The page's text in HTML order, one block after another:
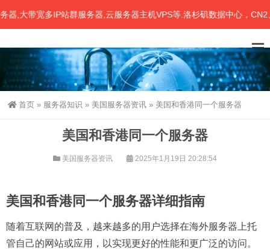
宽多IP站群服务器,云服务器主机VPS等.洛杉矶数据中心，CN2、联
首页 » 服务器知识 » 美国服务器资讯 » 美国和香港同一个服务器
美国和香港同一个服务器
美国服务器资讯 2025年1月19日 20:28:54
美国和香港同一个服务器详细指南
随着互联网的普及，越来越多的用户选择在海外服务器上托
管自己的网站或应用，以实现更好的性能和更广泛的访问。